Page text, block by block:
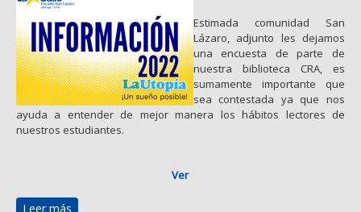
Estimada comunidad San
Lázaro, adjunto les dejamos
una encuesta de parte de
nuestra biblioteca CRA, es
sumamente importante que
sea contestada ya que nos
ayuda a entender de mejor manera los hábitos lectores de
nuestros estudiantes.
Ver
Leer más